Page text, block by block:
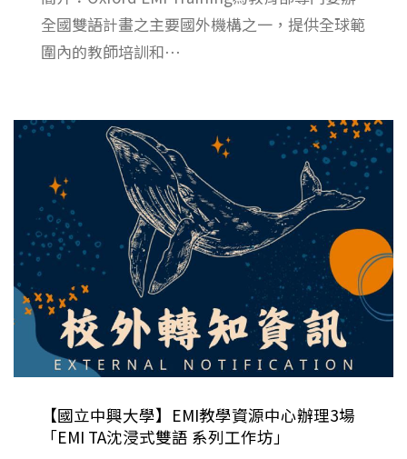
全國雙語計畫之主要國外機構之一，提供全球範
圍內的教師培訓和⋯
【國立中興大學】EMI教學資源中心辦理3場
「EMI TA沈浸式雙語 系列工作坊」